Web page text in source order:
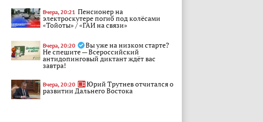
Вчера, 20:21 Пенсионер на
электроскутере погиб под колёсами
«Тойоты» / «ГАИ на связи»
Вчера, 20:20 Вы уже на низком старте?
Не спешите — Всероссийский
антидопинговый диктант ждёт вас
завтра!
Вчера, 20:20 Юрий Трутнев отчитался о
развитии Дальнего Востока